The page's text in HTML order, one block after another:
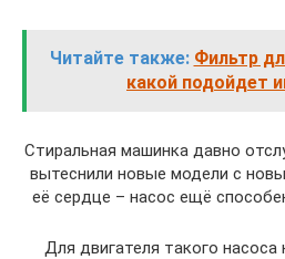
Читайте также: Фильтр
какой подойдет
Стиральная машинка давно
вытеснили новые модели с
её сердце – насос ещё
Для двигателя такого